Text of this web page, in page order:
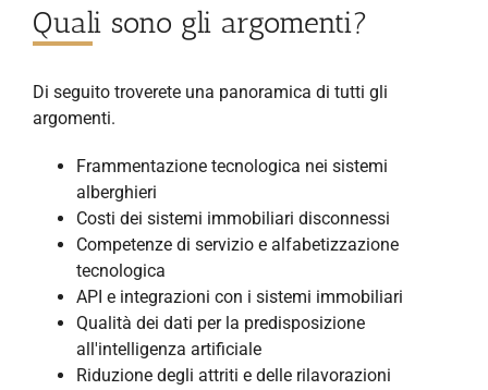
Quali sono gli argomenti?
Di seguito troverete una panoramica di tutti gli
argomenti.
Frammentazione tecnologica nei sistemi
alberghieri
Costi dei sistemi immobiliari disconnessi
Competenze di servizio e alfabetizzazione
tecnologica
API e integrazioni con i sistemi immobiliari
Qualità dei dati per la predisposizione
all'intelligenza artificiale
Riduzione degli attriti e delle rilavorazioni